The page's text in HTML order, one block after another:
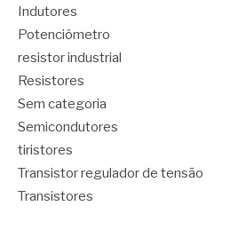
Indutores
Potenciômetro
resistor industrial
Resistores
Sem categoria
Semicondutores
tiristores
Transistor regulador de tensão
Transistores